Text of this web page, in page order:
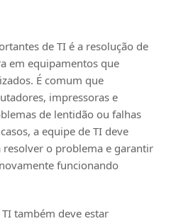
de TI é a resolução de
em equipamentos que
É comum que
impressoras e
de lentidão ou falhas
a equipe de TI deve
o problema e garantir
funcionando
também deve estar